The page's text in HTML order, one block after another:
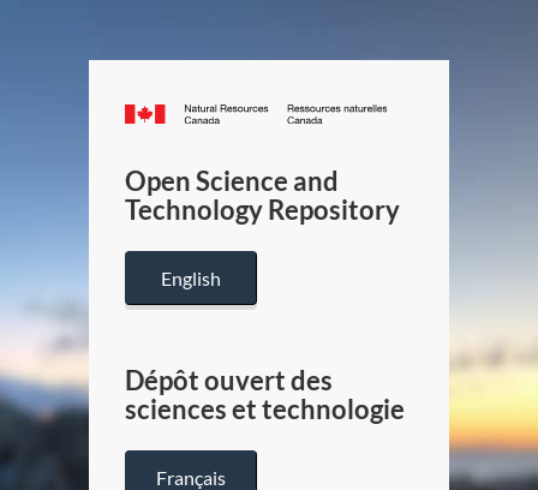
Canada.ca
/
Canada
Open Science and
Technology Repository
English
Dépôt ouvert des
sciences et technologie
Français